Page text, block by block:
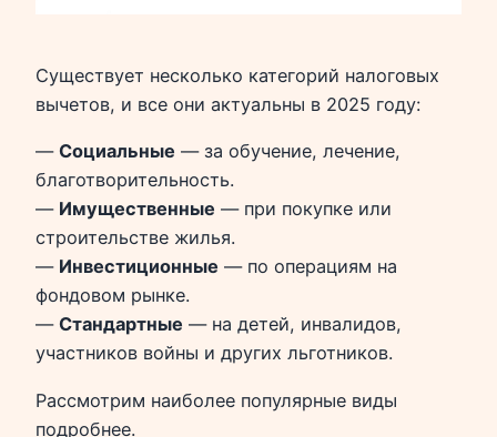
Существует несколько категорий налоговых
вычетов, и все они актуальны в 2025 году:
— Социальные — за обучение, лечение,
благотворительность.
— Имущественные — при покупке или
строительстве жилья.
— Инвестиционные — по операциям на
фондовом рынке.
— Стандартные — на детей, инвалидов,
участников войны и других льготников.
Рассмотрим наиболее популярные виды
подробнее.